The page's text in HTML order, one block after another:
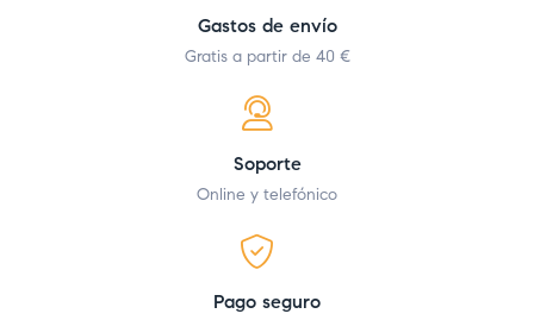
Gastos de envío
Gratis a partir de 40 €
Soporte
Online y telefónico
Pago seguro